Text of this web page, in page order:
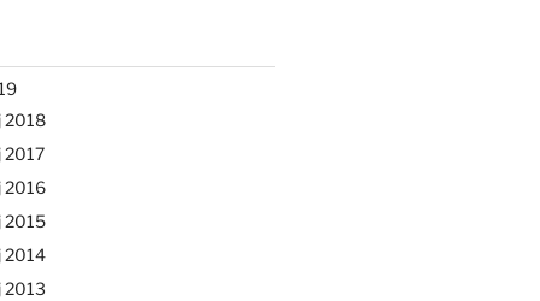
2018
2017
2016
2015
2014
2013